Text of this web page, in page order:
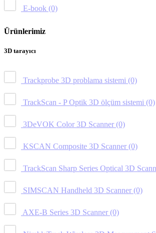
E-book (0)
Ürünlerimiz
3D tarayıcı
Trackprobe 3D problama sistemi (0)
TrackScan - P Optik 3D ölçüm sistemi (0)
3DeVOK Color 3D Scanner (0)
KSCAN Composite 3D Scanner (0)
TrackScan Sharp Series Optical 3D
SIMSCAN Handheld 3D Scanner (0)
AXE-B Series 3D Scanner (0)